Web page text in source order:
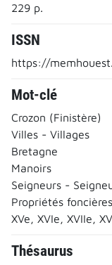
229 p.
ISSN
https://
Mot-clé
Crozon (Finistère)
Villes - Villages
Bretagne
Manoirs
Seigneurs -
Propriétés
XVe, XVIe, XVIIe,
Thésaurus